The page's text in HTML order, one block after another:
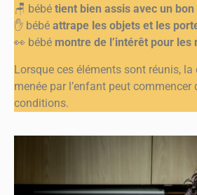
🪑 bébé tient bien assis avec un
✋ bébé attrape les objets et les
👀 bébé montre de l’intérêt pour les
Lorsque ces éléments sont réunis,
menée par l’enfant peut commencer
conditions.